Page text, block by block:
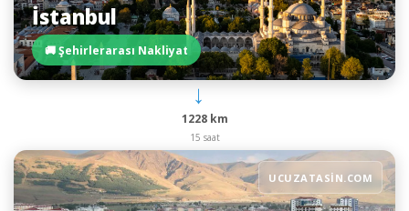
İstanbul
🚚 Şehirlerarası Nakliyat
→
1228 km
15 saat
UCUZATASIN.COM